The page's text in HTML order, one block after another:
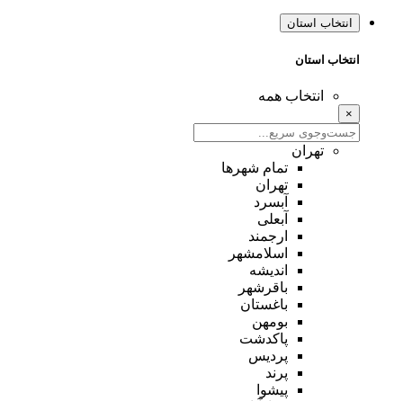
انتخاب استان
انتخاب استان
انتخاب همه
×
تهران
تمام شهر‌ها
تهران
آبسرد
آبعلی
ارجمند
اسلامشهر
اندیشه
باقرشهر
باغستان
بومهن
پاکدشت
پردیس
پرند
پیشوا